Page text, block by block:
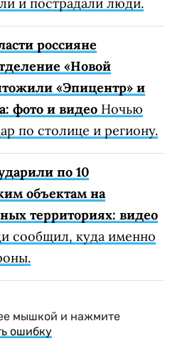
россияне
«Новой
«Эпицентр» и
фото и видео Ночью
по столице и региону.
по 10
объектам на
территориях: видео
сообщил, куда именно
мышкой и нажмите
ошибку